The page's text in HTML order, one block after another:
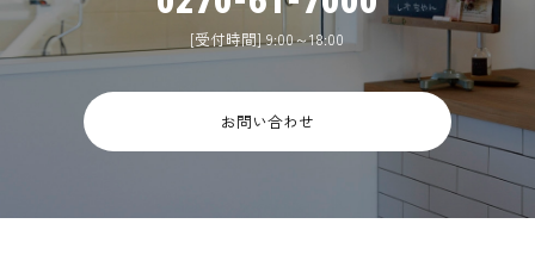
[受付時間] 9:00～18:00
お問い合わせ